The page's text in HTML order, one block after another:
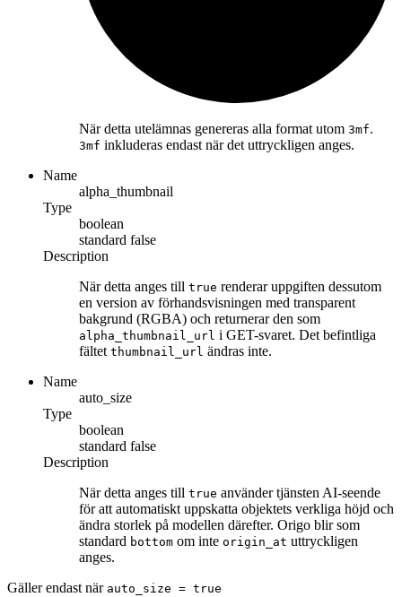
När detta utelämnas genereras alla format utom 3mf.
3mf inkluderas endast när det uttryckligen anges.
Name
alpha_thumbnail
Type
boolean
standard false
Description
När detta anges till true renderar uppgiften dessutom
en version av förhandsvisningen med transparent
bakgrund (RGBA) och returnerar den som
alpha_thumbnail_url i GET-svaret. Det befintliga
fältet thumbnail_url ändras inte.
Name
auto_size
Type
boolean
standard false
Description
När detta anges till true använder tjänsten AI-seende
för att automatiskt uppskatta objektets verkliga höjd och
ändra storlek på modellen därefter. Origo blir som
standard bottom om inte origin_at uttryckligen
anges.
Gäller endast när auto_size = true